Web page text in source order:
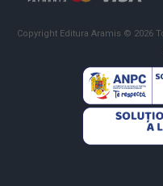
Copyright Editura Aramis © 2026